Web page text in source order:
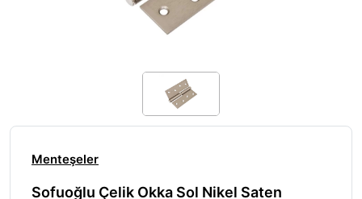
Menteşeler
Sofuoğlu Çelik Okka Sol Nikel Saten